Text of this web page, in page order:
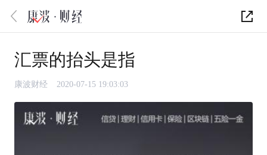
汇票的抬头是指
康波财经 2020-07-15 19:03:03